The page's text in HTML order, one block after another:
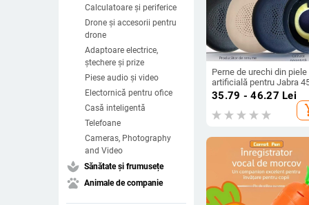
Calculatoare și periferice
Drone și accesorii pentru
drone
Adaptoare electrice,
ștechere și prize
Piese audio și video
Electornică pentru ofice
Casă inteligentă
Telefoane
Cameras, Photography
and Video
spa Sănătate și frumusețe
pets Animale de companie
Perne de urechi din piele
artificială pentru Jabra
și Evolve2 65 UC, montare
ușoară, confort la purtare
35.79 - 46.27 Lei